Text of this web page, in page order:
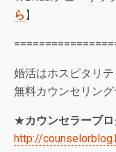
ら 】
婚活はホスピタリ
無料カウンセリング
★カウンセラーブ
http://